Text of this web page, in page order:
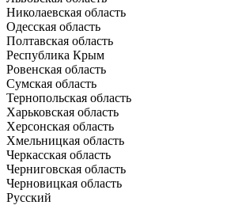
Николаевская область
Одесская область
Полтавская область
Республика Крым
Ровенская область
Сумская область
Тернопольская область
Харьковская область
Херсонская область
Хмельницкая область
Черкасская область
Черниговская область
Черновицкая область
Русский